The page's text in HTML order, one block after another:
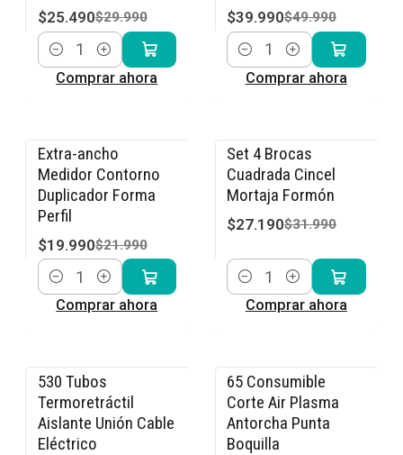
$25.490$29.990
Cantidad
Comprar ahora
$39.990$49.990
Cantidad
Comprar ahora
-9% OFF
Extra-ancho
Medidor Contorno
Duplicador Forma
Perfil
$19.990$21.990
Cantidad
Comprar ahora
-15% OFF
Set 4 Brocas
Cuadrada Cincel
Mortaja Formón
$27.190$31.990
Cantidad
Comprar ahora
-15% OFF
530 Tubos
Termoretráctil
Aislante Unión Cable
Eléctrico
-15% OFF
65 Consumible
Corte Air Plasma
Antorcha Punta
Boquilla